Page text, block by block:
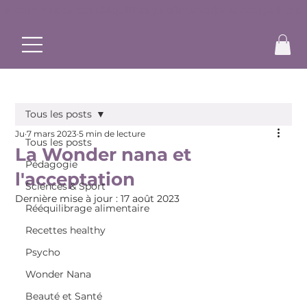
Tous les posts
Pédagogie
Sciences & Sport
Rééquilibrage alimentaire
Recettes healthy
Psycho
Wonder Nana
Beauté et Santé
Tous les posts
La Wonder nana et
l'acceptation
Ju 7 mars 2023 5 min de lecture
Dernière mise à jour :17 août 2023